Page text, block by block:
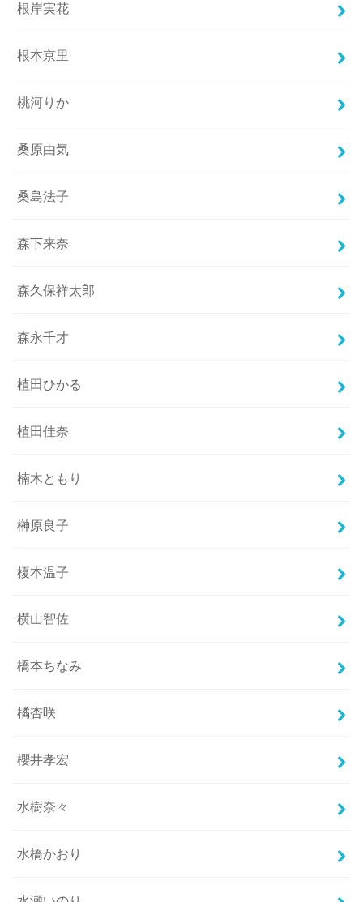
根岸実花
根本京里
桃河りか
桑原由気
桑島法子
森下来奈
森久保祥太郎
森永千才
植田ひかる
植田佳奈
楠木ともり
榊原良子
榎本温子
横山智佐
橋本ちなみ
橘杏咲
櫻井孝宏
水樹奈々
水橋かおり